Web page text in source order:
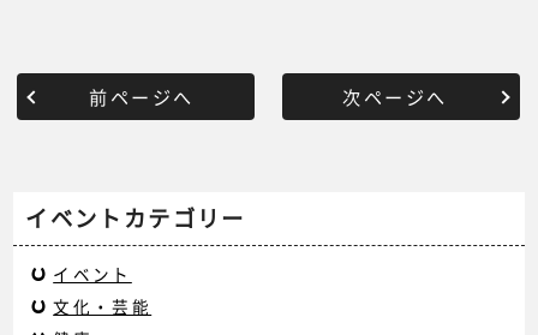
前ページへ 次ページへ
イベントカテゴリー
イベント
文化・芸能